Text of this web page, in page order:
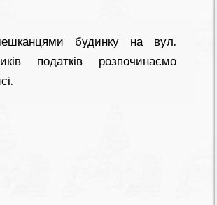
будинку на вул.
податків розпочинаємо